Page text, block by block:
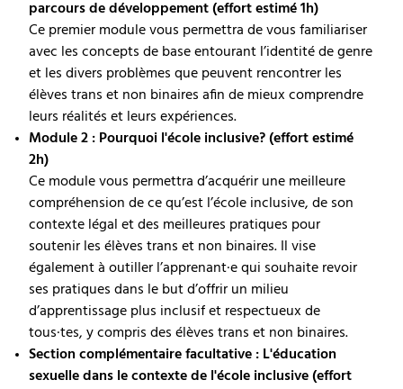
parcours de développement (effort estimé 1h)
Ce premier module vous permettra de vous familiariser
avec les concepts de base entourant l’identité de genre
et les divers problèmes que peuvent rencontrer les
élèves trans et non binaires afin de mieux comprendre
leurs réalités et leurs expériences.
Module 2 : Pourquoi l'école inclusive? (effort estimé
2h)
Ce module vous permettra d’acquérir une meilleure
compréhension de ce qu’est l’école inclusive, de son
contexte légal et des meilleures pratiques pour
soutenir les élèves trans et non binaires. Il vise
également à outiller l’apprenant·e qui souhaite revoir
ses pratiques dans le but d’offrir un milieu
d’apprentissage plus inclusif et respectueux de
tous·tes, y compris des élèves trans et non binaires.
Section complémentaire facultative : L'éducation
sexuelle dans le contexte de l'école inclusive (effort